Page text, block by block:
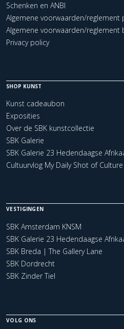
Schenken en ANBI
Algemene voorwaarden/reglement
Algemene voorwaarden/reglement
Privacy policy
SHOP KUNST
Kunst cadeaubon
Exposities
Over de SBK kunstcollectie
SBK Galerie
SBK Galerie 23 Hedendaagse
Cultuurvlog My Daily Shot of Culture
VESTIGINGEN
SBK Amsterdam KNSM
SBK Galerie 23 Hedendaagse
SBK Breda | The Gallery Lane
SBK Dordrecht
SBK Zinder Tiel
VOLG ONS